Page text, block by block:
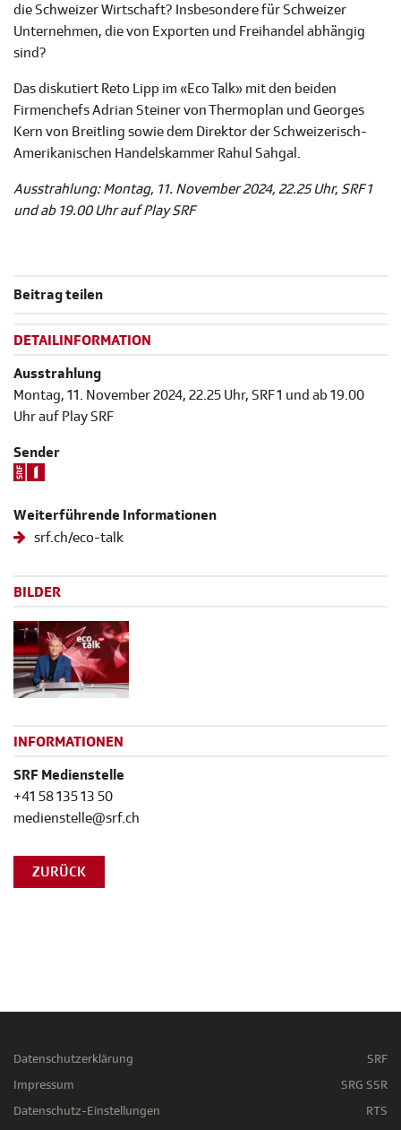
die Schweizer Wirtschaft? Insbesondere für Schweizer
Unternehmen, die von Exporten und Freihandel abhängig
sind?
Das diskutiert Reto Lipp im «Eco Talk» mit den beiden
Firmenchefs Adrian Steiner von Thermoplan und Georges
Kern von Breitling sowie dem Direktor der Schweizerisch-
Amerikanischen Handelskammer Rahul Sahgal.
Ausstrahlung: Montag, 11. November 2024, 22.25 Uhr, SRF 1
und ab 19.00 Uhr auf Play SRF
Beitrag teilen
DETAILINFORMATION
Ausstrahlung
Montag, 11. November 2024, 22.25 Uhr, SRF 1 und ab 19.00
Uhr auf Play SRF
Sender
Weiterführende Informationen
srf.ch/eco-talk
BILDER
INFORMATIONEN
SRF Medienstelle
+41 58 135 13 50
medienstelle@srf.ch
ZURÜCK
Datenschutzerklärung
Impressum
Datenschutz-Einstellungen
SRF
SRG SSR
RTS